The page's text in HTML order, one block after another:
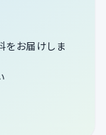
をお届けしま